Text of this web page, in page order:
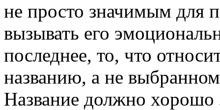
не просто значимым для
вызывать его
последнее, то, что
названию, а не
Название должно хорошо